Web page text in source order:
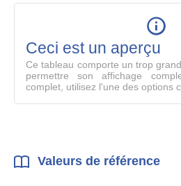
Ceci est un aperçu
Ce tableau comporte un trop
permettre son affichage
complet, utilisez l'une des options
Valeurs de référence